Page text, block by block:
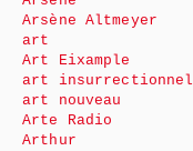
Arsène Altmeyer
art
Art Eixample
art insurrectionnel
art nouveau
Arte Radio
Arthur